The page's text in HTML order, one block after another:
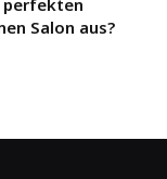
Salon aus?